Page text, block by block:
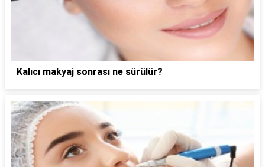
Kalıcı makyaj sonrası ne sürülür?